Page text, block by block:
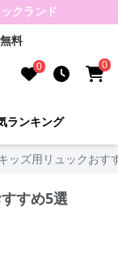
クランド
料
0 0
ランキング
ッズ用リュックおす
すめ5選